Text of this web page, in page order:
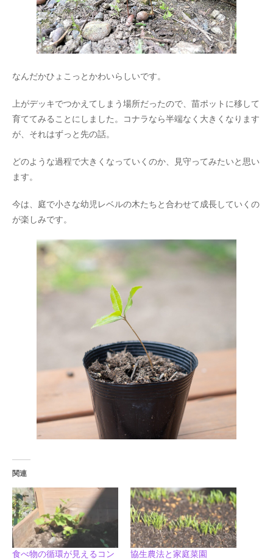
なんだかひょこっとかわいらしいです。
上がデッキでつかえてしまう場所だったので、苗ポットに移して
育ててみることにしました。コナラなら半端なく大きくなります
が、それはずっと先の話。
どのような過程で大きくなっていくのか、見守ってみたいと思い
ます。
今は、庭で小さな幼児レベルの木たちと合わせて成長していくの
が楽しみです。
関連
食べ物の循環が見えるコン
協生農法と家庭菜園